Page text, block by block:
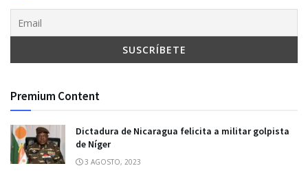
Premium Content
Dictadura de Nicaragua felicita a militar golpista
de Níger
3 AGOSTO, 2023